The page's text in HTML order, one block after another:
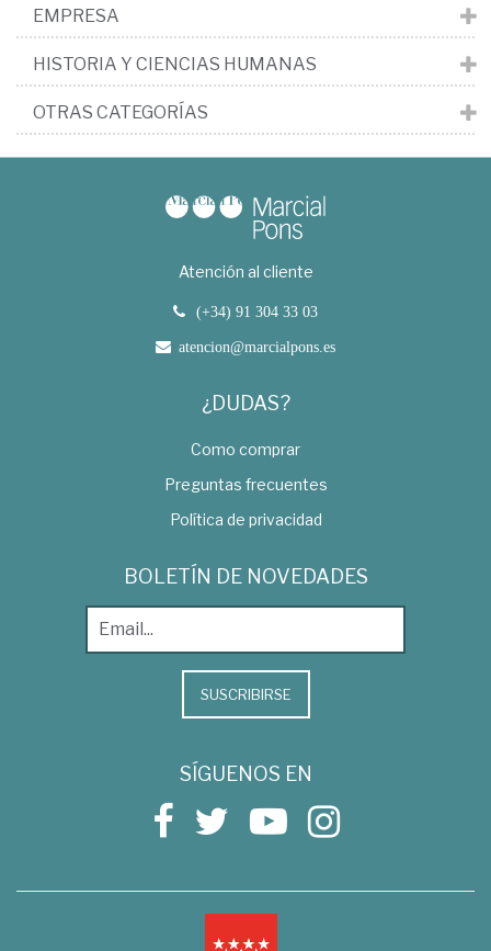
EMPRESA
HISTORIA Y CIENCIAS HUMANAS
OTRAS CATEGORÍAS
Atención al cliente
(+34) 91 304 33 03
atencion@marcialpons.es
¿DUDAS?
Como comprar
Preguntas frecuentes
Política de privacidad
BOLETÍN DE NOVEDADES
SUSCRIBIRSE
SÍGUENOS EN